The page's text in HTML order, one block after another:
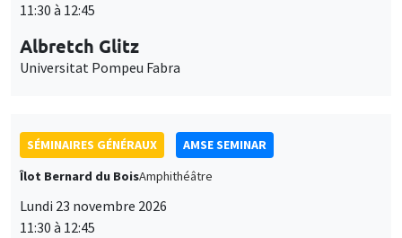
11:30 à 12:45
Albretch Glitz
Universitat Pompeu Fabra
SÉMINAIRES GÉNÉRAUX
AMSE SEMINAR
Îlot Bernard du BoisAmphithéâtre
Lundi 23 novembre 2026
11:30 à 12:45